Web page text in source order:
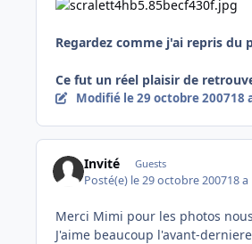
Regardez comme j'ai repris du
Ce fut un réel plaisir de
Modifié le 29 octobre 200718
Invité Guests
Posté(e) le 29 octobre 200718 a
Merci Mimi pour les photos
J'aime beaucoup l'avant-